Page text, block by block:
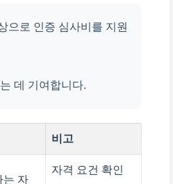
으로 인증 심사비를 지원
데 기여합니다.
비고
는 자
자격 요건 확인